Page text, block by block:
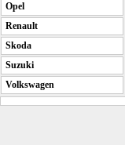
Opel
Renault
Skoda
Suzuki
Volkswagen